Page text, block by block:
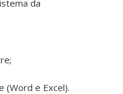
da
(Word e Excel).